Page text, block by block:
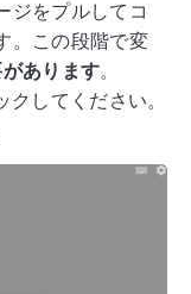
ジをプルしてコ
。この段階で変
があります。
クしてください。